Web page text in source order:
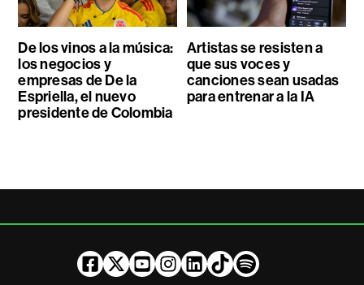
De los vinos a la música:
los negocios y
empresas de De la
Espriella, el nuevo
presidente de Colombia
Artistas se resisten a
que sus voces y
canciones sean usadas
para entrenar a la IA